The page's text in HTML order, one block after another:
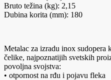
Bruto težina (kg): 2,15
Dubina korita (mm): 180
Metalac za izradu inox sudopera
čelike, najpoznatijih svetskih
povoljna svojstva:
• otpornost na rđu i pojavu fleka